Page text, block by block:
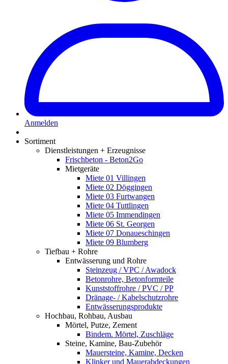
Anmelden
Sortiment
Dienstleistungen + Erzeugnisse
Frischbeton - Beton2Go
Mietgeräte
Miete 01 Villingen
Miete 02 Döggingen
Miete 03 Furtwangen
Miete 04 Tuttlingen
Miete 05 Immendingen
Miete 06 St. Georgen
Miete 07 Donaueschingen
Miete 09 Blumberg
Tiefbau + Rohre
Entwässerung und Rohre
Steinzeug / VPC / Awadock
Betonrohre, Betonformteile
Kunststoffrohre / PVC / PP
Dränage- / Kabelschutzrohre
Entwässerungsprodukte
Hochbau, Rohbau, Ausbau
Mörtel, Putze, Zement
Bindem. Mörtel, Zuschläge
Steine, Kamine, Bau-Zubehör
Mauersteine, Kamine, Decken
Klinker und Mauerabdeckungen